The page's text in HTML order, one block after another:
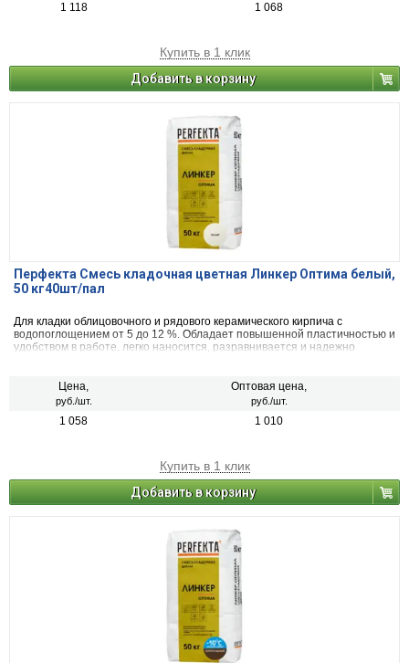
1 118 1 068
Купить в 1 клик
Добавить в корзину
Перфекта Смесь кладочная цветная Линкер Оптима белый,
50 кг40шт/пал
Для кладки облицовочного и рядового керамического кирпича с
водопоглощением от 5 до 12 %. Обладает повышенной пластичностью и
удобством в работе, легко наносится, разравнивается и надежно
Цена,
руб./шт.
Оптовая цена,
руб./шт.
1 058 1 010
Купить в 1 клик
Добавить в корзину